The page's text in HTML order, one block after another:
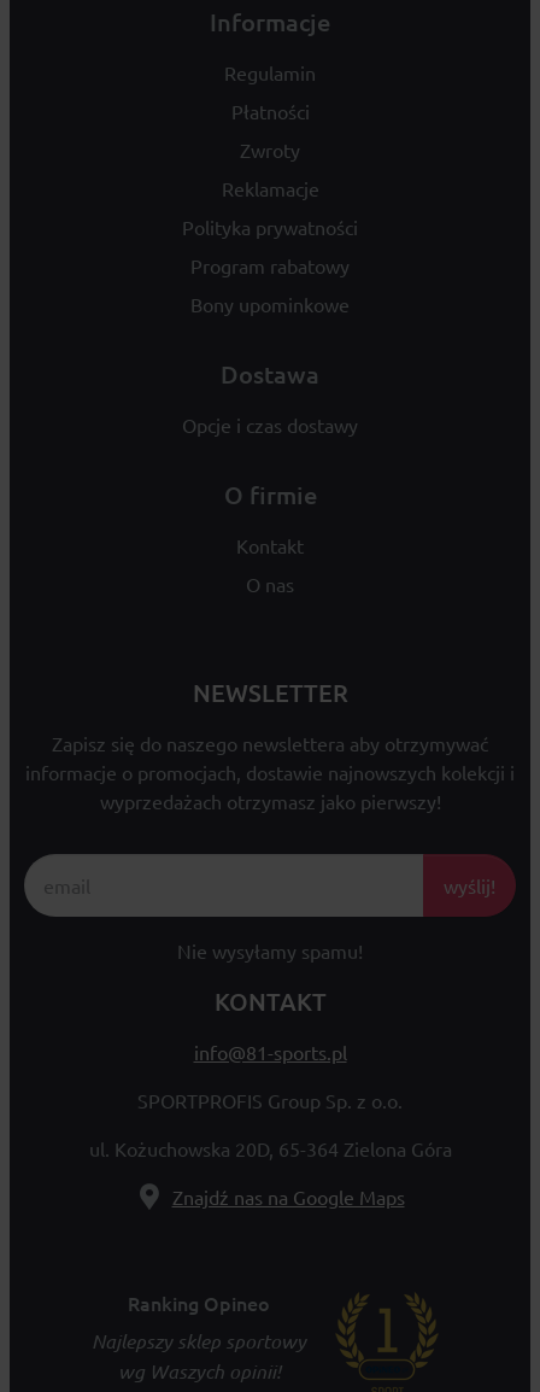
Informacje
Regulamin
Płatności
Zwroty
Reklamacje
Polityka prywatności
Program rabatowy
Bony upominkowe
Dostawa
Opcje i czas dostawy
O firmie
Kontakt
O nas
NEWSLETTER
Zapisz się do naszego newslettera aby otrzymywać
informacje o promocjach, dostawie najnowszych kolekcji i
wyprzedażach otrzymasz jako pierwszy!
wyślij!
Nie wysyłamy spamu!
KONTAKT
info@81-sports.pl
SPORTPROFIS Group Sp. z o.o.
ul. Kożuchowska 20D, 65-364 Zielona Góra
Znajdź nas na Google Maps
Ranking Opineo
Najlepszy sklep sportowy
wg Waszych opinii!